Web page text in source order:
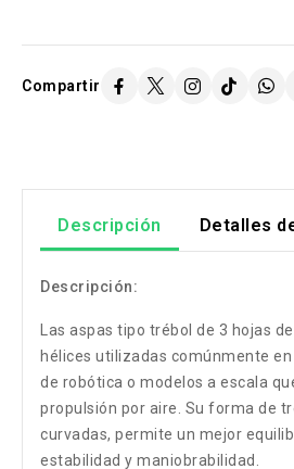
Compartir
Descripción Detalles
Descripción:
Las aspas tipo trébol de 3 hojas
hélices utilizadas comúnmente
de robótica o modelos a escala
propulsión por aire. Su forma de
curvadas, permite un mejor
estabilidad y maniobrabilidad.